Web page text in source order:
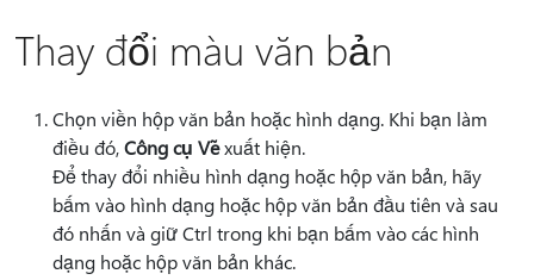
Thay đổi màu văn bản
Chọn viền hộp văn bản hoặc hình dạng. Khi bạn làm
điều đó,Công cụ Vẽxuất hiện.
Để thay đổi nhiều hình dạng hoặc hộp văn bản, hãy
bấm vào hình dạng hoặc hộp văn bản đầu tiên và sau
đó nhấn và giữ Ctrl trong khi bạn bấm vào các hình
dạng hoặc hộp văn bản khác.